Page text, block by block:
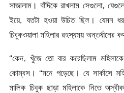
সাজালাম। বাঁদিকে রাখলাম সেগুলো,
ইয়ে, যতটা হওয়া উচিত ছিল। যেমন
চিবুকওয়ালা মহিলার রহস্যময় অন্তর্ধানের
“কেন, খুঁজে তো বার করেছিলাম
কোম্বস। “মনে পড়েছে। যে সার্কাসে
মালিক চিবুক ছাড়া মহিলাকে নিতে